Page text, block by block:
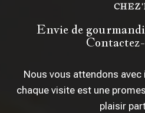
Envie de
Nous vous attendons avec
chaque visite est une
plaisir